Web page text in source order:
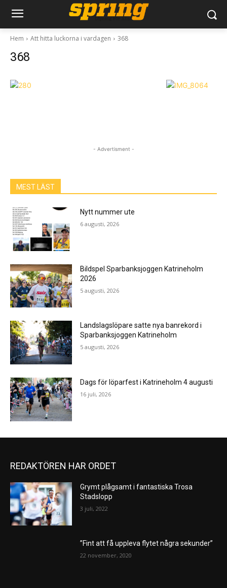
Hem Att hitta luckorna i vardagen 368
368
- Advertisment -
MEST LÄST
Nytt nummer ute
6 augusti, 2026
Bildspel Sparbanksjoggen Katrineholm
2026
5 augusti, 2026
Landslagslöpare satte nya banrekord i
Sparbanksjoggen Katrineholm
5 augusti, 2026
Dags för löparfest i Katrineholm 4 augusti
16 juli, 2026
REDAKTÖREN HAR ORDET
Grymt plågsamt i fantastiska Trosa
Stadslopp
3 juli, 2022
”Fint att få uppleva flytet några sekunder”
22 november, 2020